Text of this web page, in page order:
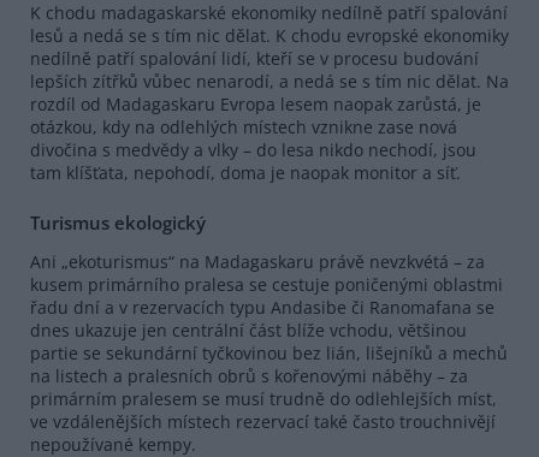
K chodu madagaskarské ekonomiky nedílně patří spalování
lesů a nedá se s tím nic dělat. K chodu evropské ekonomiky
nedílně patří spalování lidí, kteří se v procesu budování
lepších zítřků vůbec nenarodí, a nedá se s tím nic dělat. Na
rozdíl od Madagaskaru Evropa lesem naopak zarůstá, je
otázkou, kdy na odlehlých místech vznikne zase nová
divočina s medvědy a vlky – do lesa nikdo nechodí, jsou
tam klíšťata, nepohodí, doma je naopak monitor a síť.
Turismus ekologický
Ani „ekoturismus“ na Madagaskaru právě nevzkvétá – za
kusem primárního pralesa se cestuje poničenými oblastmi
řadu dní a v rezervacích typu Andasibe či Ranomafana se
dnes ukazuje jen centrální část blíže vchodu, většinou
partie se sekundární tyčkovinou bez lián, lišejníků a mechů
na listech a pralesních obrů s kořenovými náběhy – za
primárním pralesem se musí trudně do odlehlejších míst,
ve vzdálenějších místech rezervací také často trouchnivějí
nepoužívané kempy.